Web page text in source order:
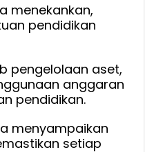
menekankan,
pendidikan
pengelolaan aset,
anggaran
pendidikan.
menyampaikan
setiap